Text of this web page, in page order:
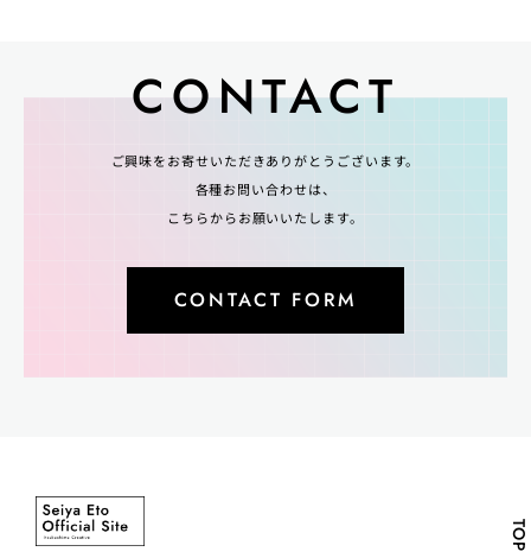
CONTACT
ご興味をお寄せいただきありがとうございます。
各種お問い合わせは、
こちらからお願いいたします。
CONTACT FORM
TOP